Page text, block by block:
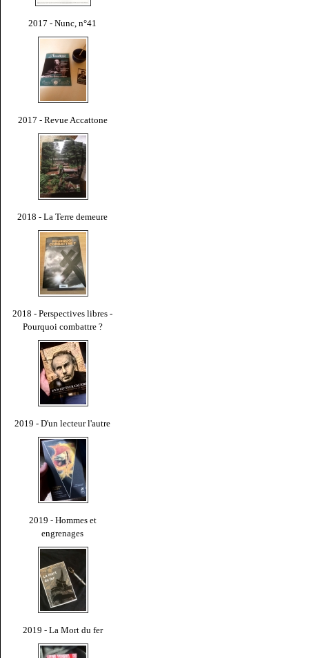
2017 - Nunc, n°41
2017 - Revue Accattone
2018 - La Terre demeure
2018 - Perspectives libres -
Pourquoi combattre ?
2019 - D'un lecteur l'autre
2019 - Hommes et
engrenages
2019 - La Mort du fer